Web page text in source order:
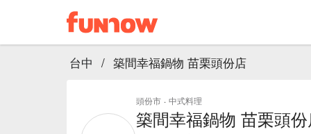
台中 / 築間幸福鍋物 苗栗頭份店
頭份市 · 中式料理
築間幸福鍋物 苗栗頭